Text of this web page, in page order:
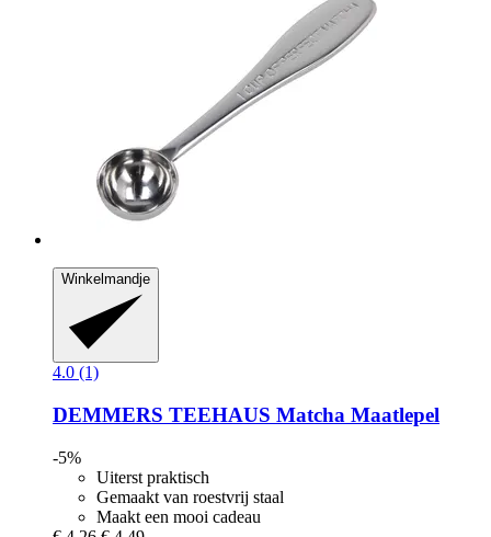
Winkelmandje
4.0 (1)
DEMMERS TEEHAUS Matcha Maatlepel
-5%
Uiterst praktisch
Gemaakt van roestvrij staal
Maakt een mooi cadeau